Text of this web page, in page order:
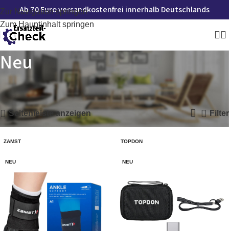
Zur Navigation springen
Zum Hauptinhalt springen
Ab 70 Euro versandkostenfrei innerhalb Deutschlands
Neu
Startseite» Neu Ergebnisse 1 – 12 von 4660 werden angezeigt
Seitenleiste anzeigen Filter
ZAMST
NEU
TOPDON
NEU